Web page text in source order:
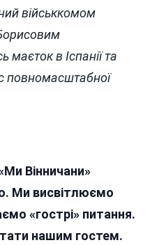
військкомом
маєток в Іспанії та
повномасштабної
Вінничани»
Ми висвітлюємо
«гострі» питання.
нашим гостем.